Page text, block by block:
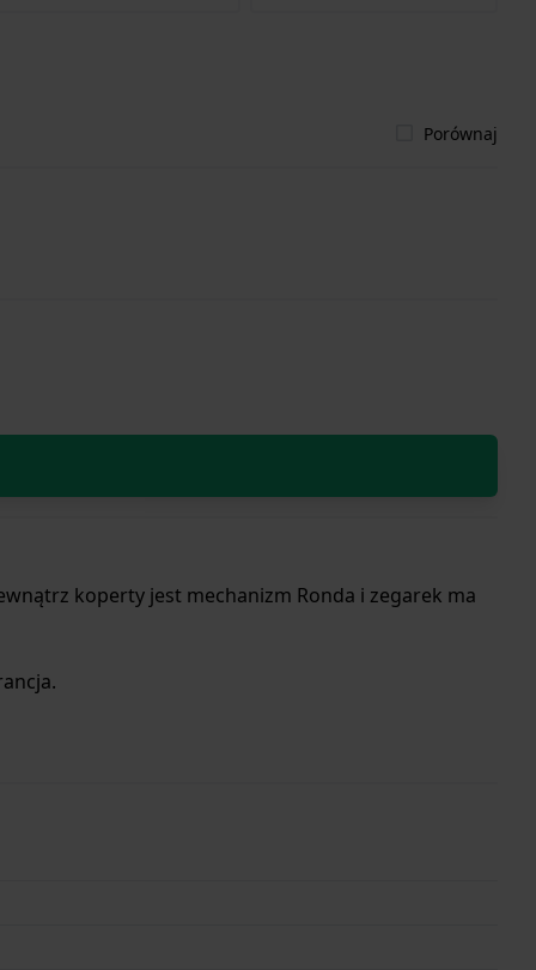
Porównaj
koperty jest mechanizm Ronda i zegarek ma